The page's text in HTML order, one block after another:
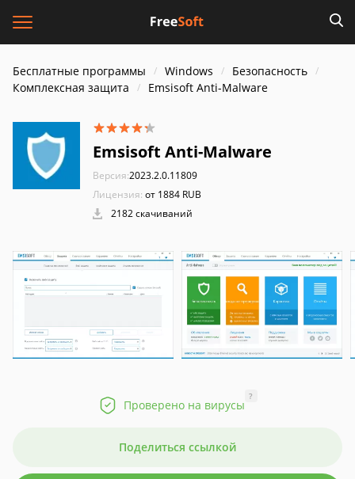
Бесплатные программы Windows
Безопасность
Комплексная защита
Emsisoft Anti-Malware
Emsisoft Anti-Malware
Версия:2023.2.0.11809
Лицензия: от 1884 RUB
2182 скачиваний
Проверено на вирусы
?
Поделиться ссылкой